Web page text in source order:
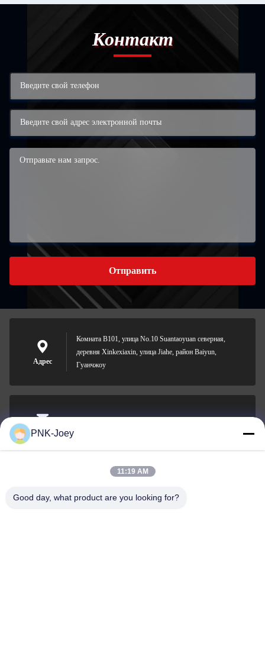
Контакт
Отправить
Адрес
Комната B101, улица No.10 Suantaoyuan северная,
деревня Xinkexiaxin, улица Jiahe, район Baiyun,
Гуанчжоу
Электронная
008613580404923
PNK-Joey
11:19 AM
Good day, what product are you looking for?